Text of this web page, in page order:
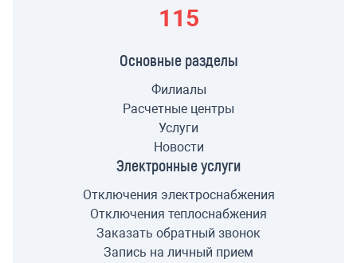
115
Основные разделы
Филиалы
Расчетные центры
Услуги
Новости
Электронные услуги
Отключения электроснабжения
Отключения теплоснабжения
Заказать обратный звонок
Запись на личный прием